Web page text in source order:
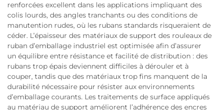
renforcées excellent dans les applications impliquant des
colis lourds, des angles tranchants ou des conditions de
manutention rudes, où les rubans standards risqueraient de
céder. L’épaisseur des matériaux de support des rouleaux de
ruban d’emballage industriel est optimisée afin d’assurer
un équilibre entre résistance et facilité de distribution : des
rubans trop épais deviennent difficiles à dérouler et à
couper, tandis que des matériaux trop fins manquent de la
durabilité nécessaire pour résister aux environnements
d’emballage courants. Les traitements de surface appliqués
au matériau de support améliorent l’adhérence des encres